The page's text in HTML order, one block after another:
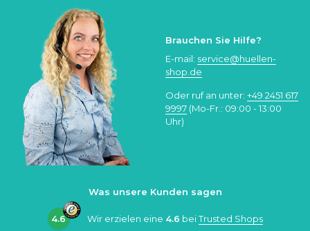
Brauchen Sie Hilfe?
E-mail: service@huellen-
shop.de
Oder ruf an unter: +49 2451 617
9997 (Mo-Fr.: 09:00 - 13:00
Uhr)
Was unsere Kunden sagen
4.6 Wir erzielen eine 4.6 beiTrusted Shops